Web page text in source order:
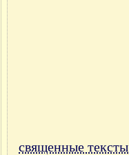
священные тексты